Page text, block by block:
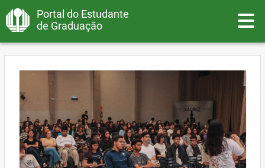
Portal do Estudante
de Graduação